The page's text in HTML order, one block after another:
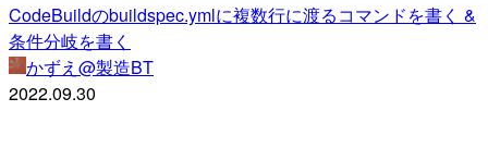
CodeBuildのbuildspec.ymlに複数行に渡るコマンドを書く &
条件分岐を書く
かずえ@製造BT
2022.09.30